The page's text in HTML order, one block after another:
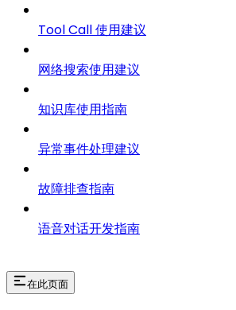
Tool Call 使用建议
网络搜索使用建议
知识库使用指南
异常事件处理建议
故障排查指南
语音对话开发指南
在此页面